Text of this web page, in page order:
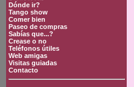
Dónde ir?
Tango show
Comer bien
Paseo de compras
Sabías que...?
Crease o no
Teléfonos útiles
Web amigas
Visitas guiadas
Contacto